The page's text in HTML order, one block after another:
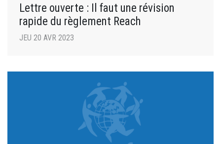
Lettre ouverte : Il faut une révision
rapide du règlement Reach
JEU 20 AVR 2023